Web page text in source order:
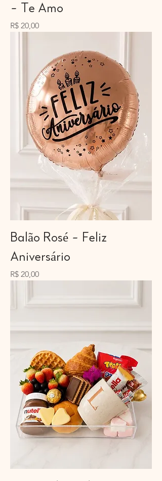
- Te Amo
Preço
R$ 20,00
Balão Rosé - Feliz
Aniversário
Preço
R$ 20,00